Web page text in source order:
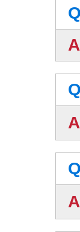
Q
A
Q
A
Q
A